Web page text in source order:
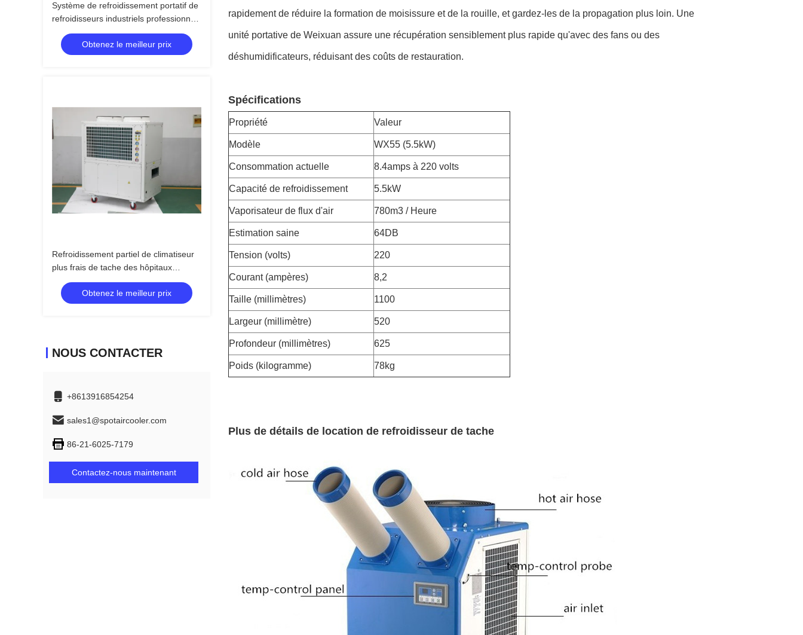
Système de refroidissement portatif de
refroidisseurs industriels professionnels
de la tache 22000BTU écologique
Obtenez le meilleur prix
Refroidissement partiel de climatiseur
plus frais de tache des hôpitaux
6500m3/H
Obtenez le meilleur prix
NOUS CONTACTER
+8613916854254
sales1@spotaircooler.com
86-21-6025-7179
Contactez-nous maintenant
rapidement de réduire la formation de moisissure et de la rouille, et gardez-les de la propagation plus loin. Une
unité portative de Weixuan assure une récupération sensiblement plus rapide qu'avec des fans ou des
déshumidificateurs, réduisant des coûts de restauration.
Spécifications
Propriété Valeur
Modèle WX55 (5.5kW)
Consommation actuelle 8.4amps à 220 volts
Capacité de refroidissement 5.5kW
Vaporisateur de flux d'air 780m3 / Heure
Estimation saine 64DB
Tension (volts) 220
Courant (ampères) 8,2
Taille (millimètres) 1100
Largeur (millimètre) 520
Profondeur (millimètres) 625
Poids (kilogramme) 78kg
Plus de détails de location de refroidisseur de tache